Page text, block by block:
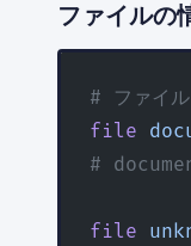
ファイルの
# ファイル
file
#
file